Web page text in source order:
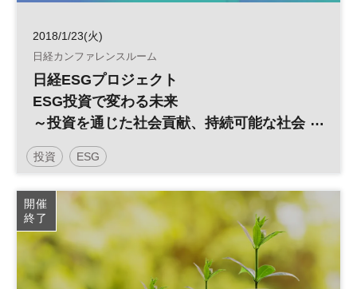
2018/1/23(火)
日経カンファレンスルーム
日経ESGプロジェクト
ESG投資で変わる未来
～投資を通じた社会貢献、持続可能な社会
の実現へ～
投資 ESG
開催
終了